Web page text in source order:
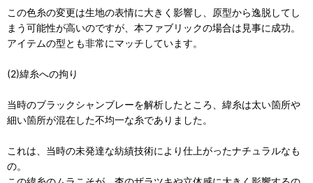
この色糸の変更は生地の表情に大きく影響し、原型から逸脱してし
まう可能性が高いのですが、本ファブリックの場合は見事に成功。
アイテムの型とも非常にマッチしています。
(2)緯糸への拘り
当時のブラックシャンブレーを解析したところ、緯糸は太い箇所や
細い箇所が混在した不均一な糸でありました。
これは、当時の未発達な紡績技術により仕上がったナチュラルなも
の。